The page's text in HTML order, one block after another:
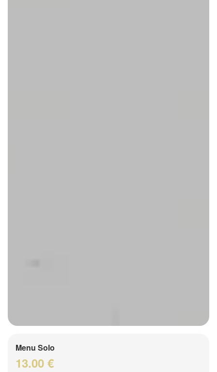
Menu Solo
13.00 €